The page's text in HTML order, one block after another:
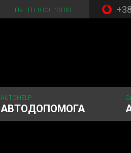
Пн - Пт 8:00 - 20:00
AUTOHELP
АВТОДОПОМОГА